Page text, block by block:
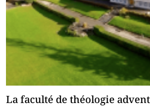
La faculté de théologie